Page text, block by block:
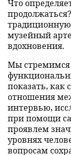
Что
музейный
вдохновения.
Мы стремимся
показать,
отношения
интервью,
при помощи
проявлем
уровнях
вопросам